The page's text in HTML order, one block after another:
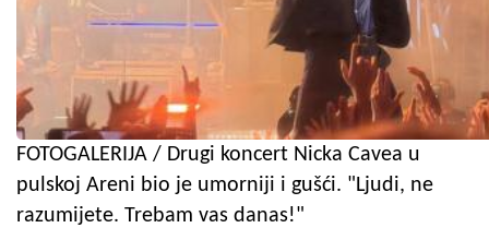
FOTOGALERIJA / Drugi koncert Nicka Cavea u
pulskoj Areni bio je umorniji i gušći. "Ljudi, ne
razumijete. Trebam vas danas!"